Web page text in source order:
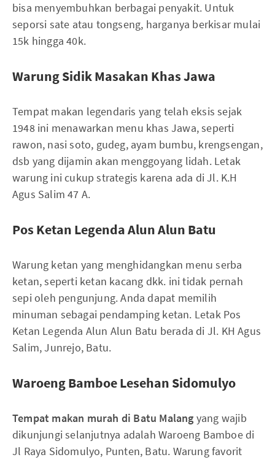
bisa menyembuhkan berbagai penyakit. Untuk
seporsi sate atau tongseng, harganya berkisar mulai
15k hingga 40k.
Warung Sidik Masakan Khas Jawa
Tempat makan legendaris yang telah eksis sejak
1948 ini menawarkan menu khas Jawa, seperti
rawon, nasi soto, gudeg, ayam bumbu, krengsengan,
dsb yang dijamin akan menggoyang lidah. Letak
warung ini cukup strategis karena ada di Jl. K.H
Agus Salim 47 A.
Pos Ketan Legenda Alun Alun Batu
Warung ketan yang menghidangkan menu serba
ketan, seperti ketan kacang dkk. ini tidak pernah
sepi oleh pengunjung. Anda dapat memilih
minuman sebagai pendamping ketan. Letak Pos
Ketan Legenda Alun Alun Batu berada di Jl. KH Agus
Salim, Junrejo, Batu.
Waroeng Bamboe Lesehan Sidomulyo
Tempat makan murah di Batu Malang yang wajib
dikunjungi selanjutnya adalah Waroeng Bamboe di
Jl Raya Sidomulyo, Punten, Batu. Warung favorit